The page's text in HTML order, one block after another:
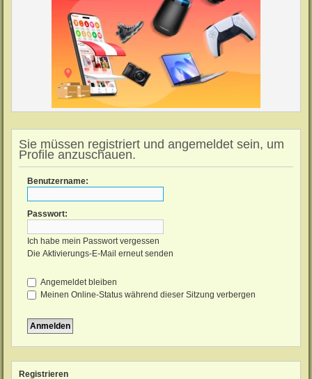
Sie müssen registriert und angemeldet sein, um
Profile anzuschauen.
Benutzername:
Passwort:
Ich habe mein Passwort vergessen
Die Aktivierungs-E-Mail erneut senden
Angemeldet bleiben
Meinen Online-Status während dieser Sitzung verbergen
Registrieren